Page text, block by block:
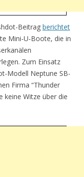
Beitrag berichtet
Mini-U-Boote, die in
Zum Einsatz
Modell Neptune SB-
Firma “Thunder
keine Witze über die